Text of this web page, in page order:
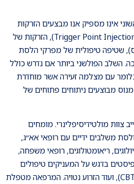
אינו מספיק אנו מבצעים הזרקות
לנקודות הדק בשרירים (Trigger Point Injections), הזרקות של
שטיפה טיפולית של מפרקי הלסת
השלב הפולשני ביותר אם נדרש כולל
עם מצלמה זעירה אשר מוחדרת
מבוצעים ניתוחים פתוחים של
צוות מולטידיסיפלינרי. מומחים
משלבים ידיים עם רופאי אא״ג,
ריאומטולוגים, רופאי משפחה,
בדגש על המעניקים טיפולים
קוגניטיביים-התנהגותיים (CBT), ועוד הזרוע נטויה. המרפאה מטפלת